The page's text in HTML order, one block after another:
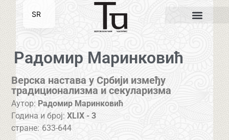
Радомир Маринковић
Верска настава у Србији између
традиционализма и секуларизма
Аутор: Радомир Маринковић
Година и број:XLIX - 3
стране: 633-644
SR
EN